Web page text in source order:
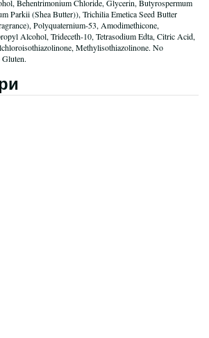
Behentrimonium Chloride, Glycerin, Butyrospermum
Parkii (Shea Butter)), Trichilia Emetica Seed Butter
Polyquaternium-53, Amodimethicone,
Alcohol, Trideceth-10, Tetrasodium Edta, Citric Acid,
Methylisothiazolinone. No